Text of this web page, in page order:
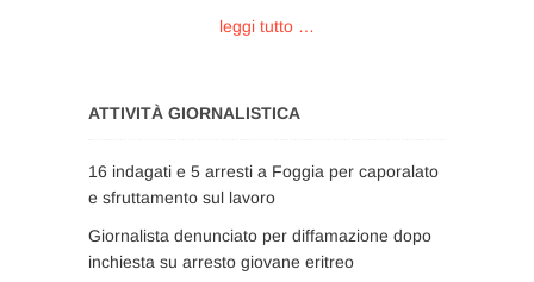
leggi tutto …
ATTIVITÀ GIORNALISTICA
16 indagati e 5 arresti a Foggia per caporalato
e sfruttamento sul lavoro
Giornalista denunciato per diffamazione dopo
inchiesta su arresto giovane eritreo